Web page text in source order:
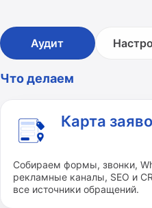
Аудит
Что делаем
Карта
Собираем формы, звонки,
рекламные каналы, SEO и
все источники обращений.